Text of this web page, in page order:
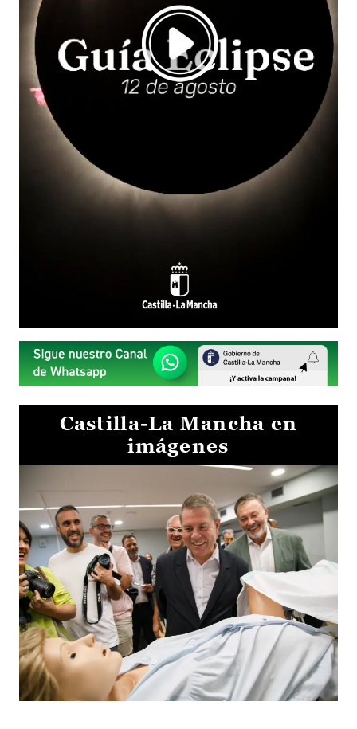
Castilla-La Mancha en
imágenes